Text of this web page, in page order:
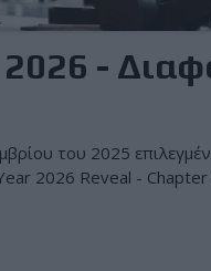
-
του 2025
2026 Reveal -